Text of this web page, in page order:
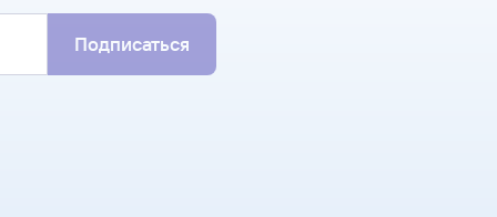
Подписаться